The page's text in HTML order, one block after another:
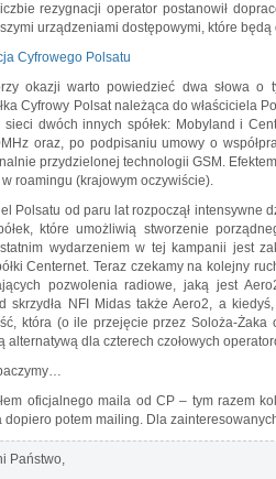
rezygnacji operator postanowił
urządzeniami dostępowymi, które
Cyfrowego Polsatu
okazji warto powiedzieć dwa słowa
Cyfrowy Polsat należąca do właściciela
sieci dwóch innych spółek: Mobyland i
oraz, po podpisaniu umowy o
przydzielonej technologii GSM.
roamingu (krajowym oczywiście).
Polsatu od paru lat rozpoczął intensywne
które umożliwią stworzenie
wydarzeniem w tej kampanii jest
Centernet. Teraz czekamy na kolejny
pozwolenia radiowe, jaką jest
skrzydła NFI Midas także Aero2, a
która (o ile przejęcie przez Soloża-
alternatywą dla czterech czołowych
oficjalnego maila od CP – tym razem
dopiero potem mailing. Dla
Państwo,